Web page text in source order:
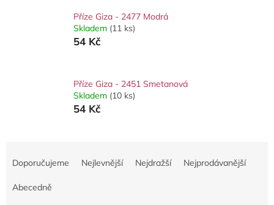
Příze Giza - 2477 Modrá
Skladem (11 ks)
54 Kč
Příze Giza - 2451 Smetanová
Skladem (10 ks)
54 Kč
Doporučujeme Nejlevnější Nejdražší Nejprodávanější
Abecedně